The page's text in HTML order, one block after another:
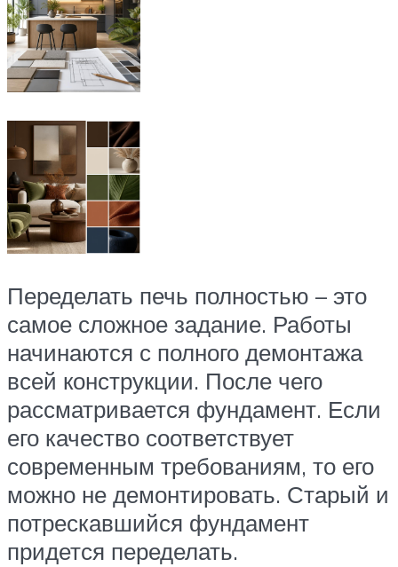
Переделать печь полностью – это
самое сложное задание. Работы
начинаются с полного демонтажа
всей конструкции. После чего
рассматривается фундамент. Если
его качество соответствует
современным требованиям, то его
можно не демонтировать. Старый и
потрескавшийся фундамент
придется переделать.